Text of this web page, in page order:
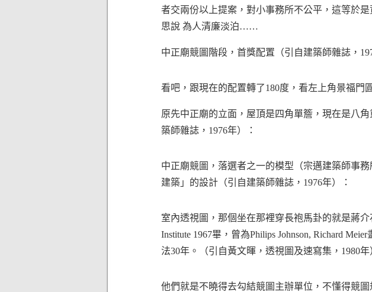
者交兩份以上提案，對小事務所不公平，這等於
思說 為人清廉淡泊……
中正廟競圖階段，首獎配置（引自建築師雜誌，
看吧，跟現在的配置轉了180度，看左上角景福門
原先中正廟的立面，屋頂是四角單簷，現在是八
築師雜誌，1976年）：
中正廟競圖，落選者之一的模型（宗邁建築師事
建築」的設計（引自建築師雜誌，1976年）：
室內透視圖，那個坐在那裡穿長袍馬卦的就是蔣
Institute 1967畢，曾為Philips Johnson, Richard
法30年。（引自黃文暉，透視圖及速寫集，1980年
他們就是不曉得去勾結競圖主辦單位，不懂得競